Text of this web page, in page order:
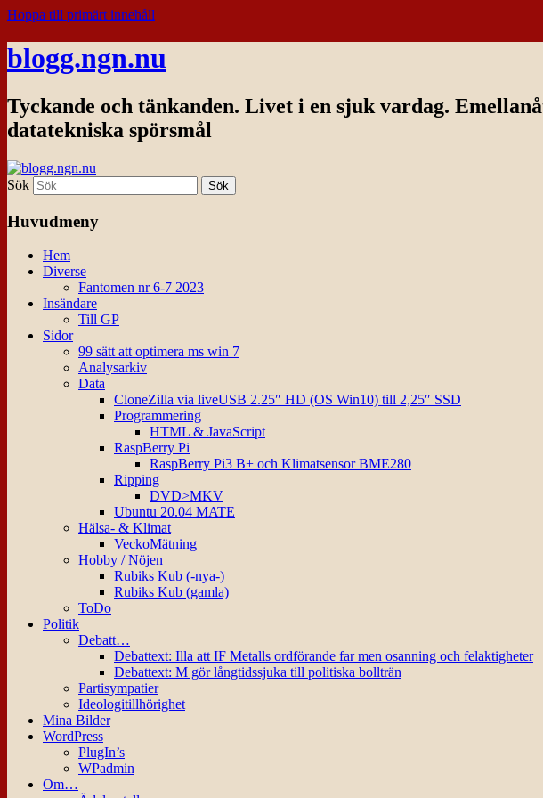
Hoppa till primärt innehåll
blogg.ngn.nu
Tyckande och tänkanden. Livet i en sjuk vardag.
datatekniska spörsmål
Sök
Huvudmeny
Hem
Diverse
Fantomen nr 6-7 2023
Insändare
Till GP
Sidor
99 sätt att optimera ms win 7
Analysarkiv
Data
CloneZilla via liveUSB 2.25″ HD (OS Win10) till 2,25″ SSD
Programmering
HTML & JavaScript
RaspBerry Pi
RaspBerry Pi3 B+ och Klimatsensor BME280
Ripping
DVD>MKV
Ubuntu 20.04 MATE
Hälsa- & Klimat
VeckoMätning
Hobby / Nöjen
Rubiks Kub (-nya-)
Rubiks Kub (gamla)
ToDo
Politik
Debatt…
Debattext: Illa att IF Metalls ordförande far men osanning och felaktigheter
Debattext: M gör långtidssjuka till politiska bollträn
Partisympatier
Ideologitillhörighet
Mina Bilder
WordPress
PlugIn’s
WPadmin
Om…